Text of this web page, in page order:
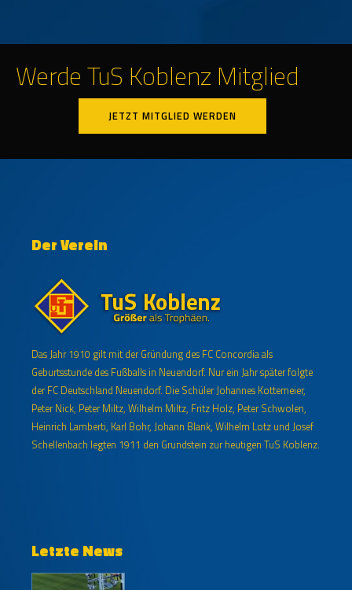
Werde TuS Koblenz Mitglied
JETZT MITGLIED WERDEN
Der Verein
Das Jahr 1910 gilt mit der Gründung des FC Concordia als
Geburtsstunde des Fußballs in Neuendorf. Nur ein Jahr später folgte
der FC Deutschland Neuendorf. Die Schüler Johannes Kottemeier,
Peter Nick, Peter Miltz, Wilhelm Miltz, Fritz Holz, Peter Schwolen,
Heinrich Lamberti, Karl Bohr, Johann Blank, Wilhelm Lotz und Josef
Schellenbach legten 1911 den Grundstein zur heutigen TuS Koblenz.
Letzte News